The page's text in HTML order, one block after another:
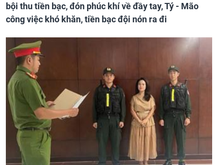
bội thu tiền bạc, đón phúc khí về đầy tay, Tý - Mão
công việc khó khăn, tiền bạc đội nón ra đi